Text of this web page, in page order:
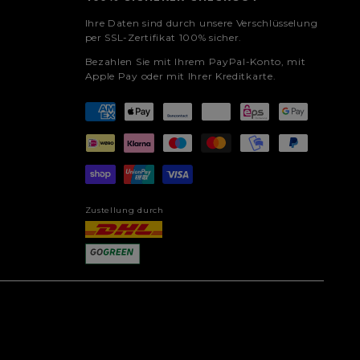
Ihre Daten sind durch unsere Verschlüsselung
per SSL-Zertifikat 100% sicher.
Bezahlen Sie mit Ihrem PayPal-Konto, mit
Apple Pay oder mit Ihrer Kreditkarte.
Zustellung durch